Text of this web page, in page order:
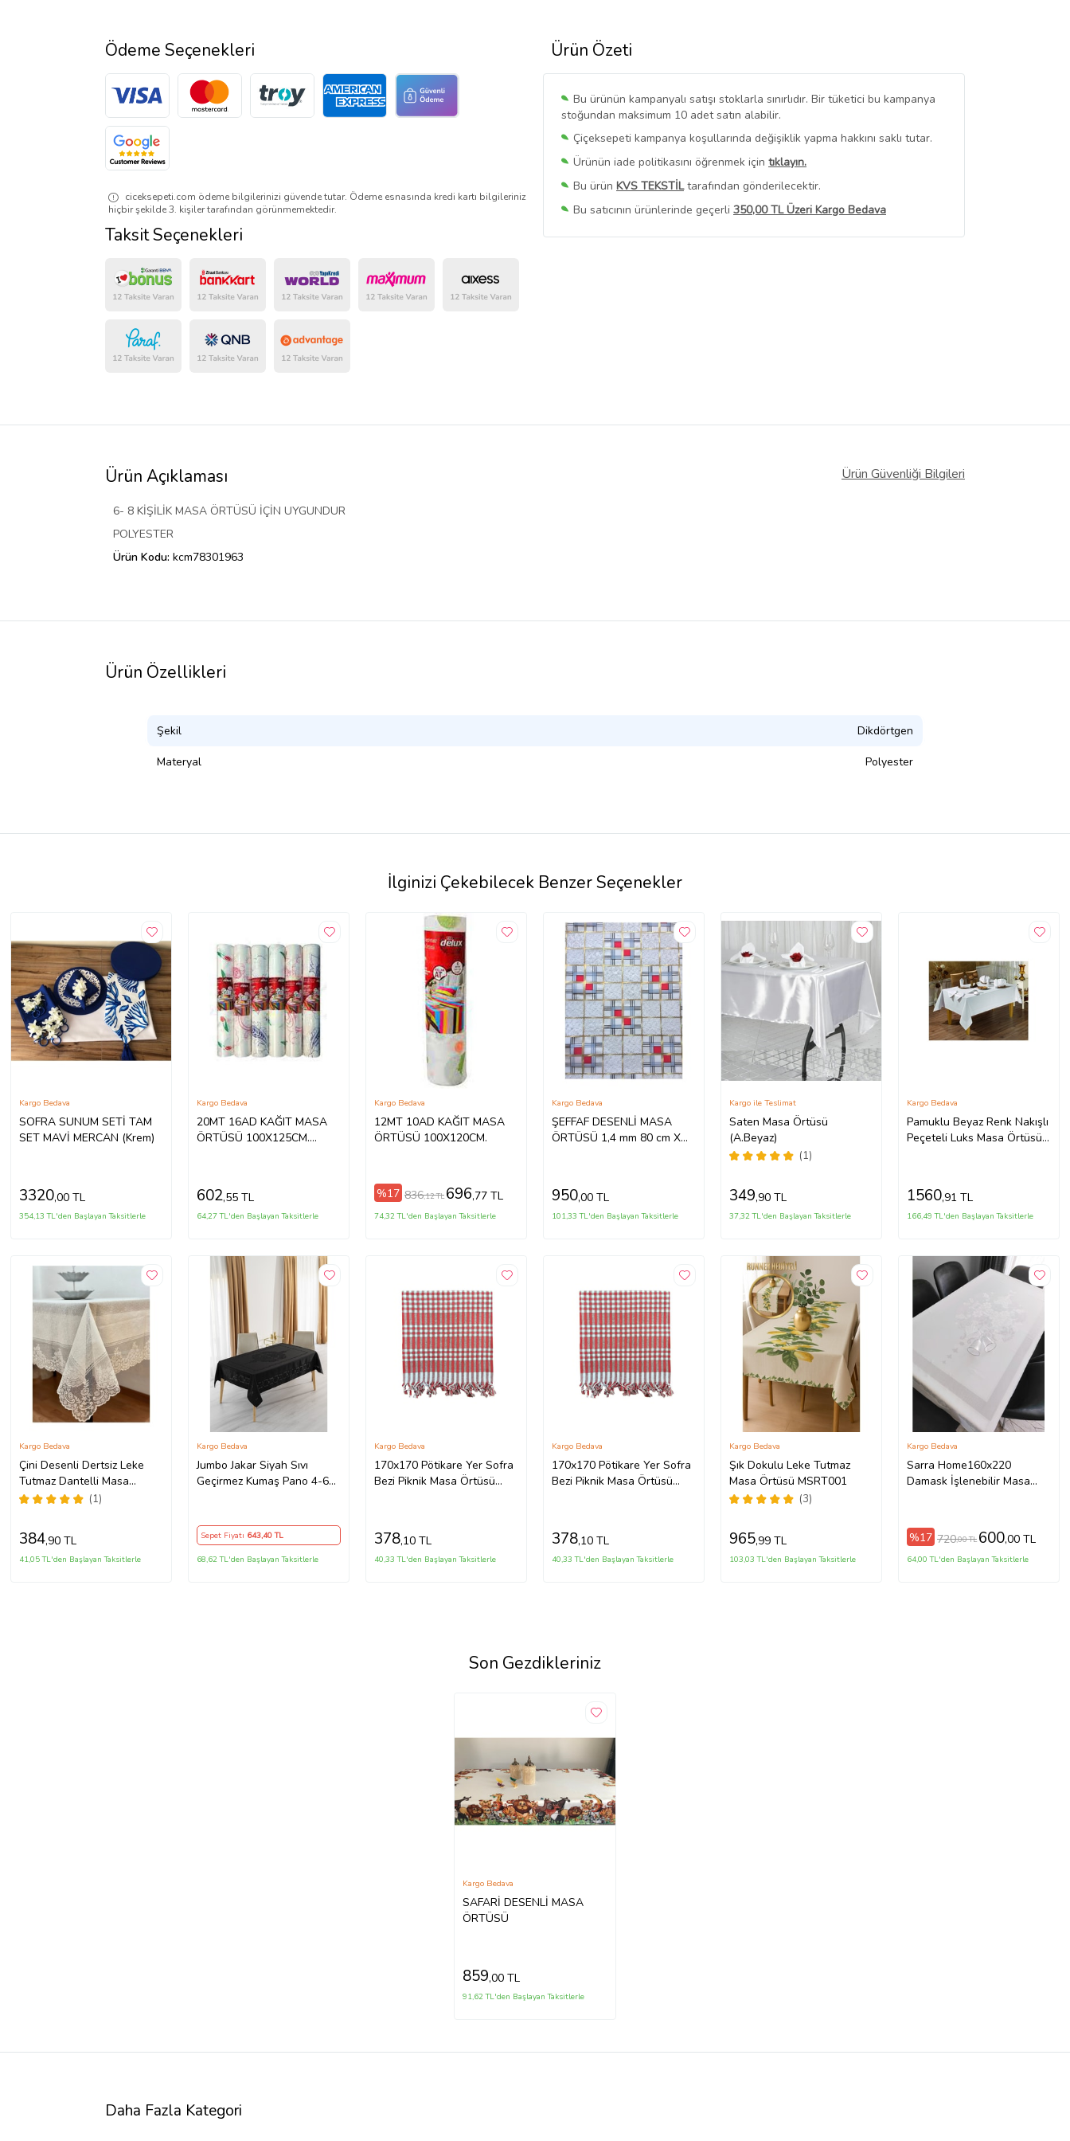
Ürün Özeti
Bu ürünün kampanyalı satışı stoklarla sınırlıdır. Bir tüketici bu kampanya
stoğundan maksimum 10 adet satın alabilir.
Çiçeksepeti kampanya koşullarında değişiklik yapma hakkını saklı tutar.
Ürünün iade politikasını öğrenmek için tıklayın.
Bu ürün KVS TEKSTİLtarafından gönderilecektir.
Bu satıcının ürünlerinde geçerli 350,00 TL Üzeri Kargo Bedava
Bu SatıcınınTüm Ürünlerini Görüntüle
Ödeme Seçenekleri
ciceksepeti.com ödeme bilgilerinizi güvende tutar. Ödeme esnasında kredi kartı bilgileriniz
hiçbir şekilde 3. kişiler tarafından görünmemektedir.
Taksit Seçenekleri
Ürün Açıklaması Ürün Güvenliği Bilgileri
6- 8 KİŞİLİK MASA ÖRTÜSÜ İÇİN UYGUNDUR
POLYESTER
Ürün Kodu: kcm78301963
Ürün Özellikleri
Şekil Dikdörtgen
Materyal Polyester
İlginizi Çekebilecek Benzer Seçenekler
SOFRA SUNUM SETİ TAM
SET MAVİ MERCAN (Krem)
Kargo Bedava
3320,00 TL
354,13 TL'den Başlayan Taksitlerle
20MT 16AD KAĞIT MASA
ÖRTÜSÜ 100X125CM.
Kargo Bedava
602,55 TL
64,27 TL'den Başlayan Taksitlerle
12MT 10AD KAĞIT MASA
ÖRTÜSÜ 100X120CM.
Kargo Bedava
%17 836,12 TL 696,77 TL
74,32 TL'den Başlayan Taksitlerle
ŞEFFAF DESENLİ MASA
ÖRTÜSÜ 1,4 mm 80 cm X
Kargo Bedava
950,00 TL
101,33 TL'den Başlayan Taksitlerle
Saten Masa Örtüsü
(A.Beyaz)
(1)
Kargo ile Teslimat
349,90 TL
37,32 TL'den Başlayan Taksitlerle
Pamuklu Beyaz Renk Nakışlı
Peçeteli Luks Masa Örtüsü
Kargo Bedava
1560,91 TL
166,49 TL'den Başlayan Taksitlerle
Çini Desenli Dertsiz Leke
Tutmaz Dantelli Masa
Örtüsü Krem 160x220 Cm
(1)
Kargo Bedava
384,90 TL
41,05 TL'den Başlayan Taksitlerle
Jumbo Jakar Siyah Sıvı
Geçirmez Kumaş Pano 4-6
Kargo Bedava
Sepet Fiyatı 643,40 TL
68,62 TL'den Başlayan Taksitlerle
170x170 Pötikare Yer Sofra
Bezi Piknik Masa Örtüsü
Kargo Bedava
378,10 TL
40,33 TL'den Başlayan Taksitlerle
170x170 Pötikare Yer Sofra
Bezi Piknik Masa Örtüsü
Kargo Bedava
378,10 TL
40,33 TL'den Başlayan Taksitlerle
Şık Dokulu Leke Tutmaz
Masa Örtüsü MSRT001
(3)
Kargo Bedava
965,99 TL
103,03 TL'den Başlayan Taksitlerle
Sarra Home160x220
Damask İşlenebilir Masa
Kargo Bedava
%17 720,00 TL 600,00 TL
64,00 TL'den Başlayan Taksitlerle
Son Gezdikleriniz
SAFARİ DESENLİ MASA
ÖRTÜSÜ
Kargo Bedava
859,00 TL
91,62 TL'den Başlayan Taksitlerle
Daha Fazla Kategori